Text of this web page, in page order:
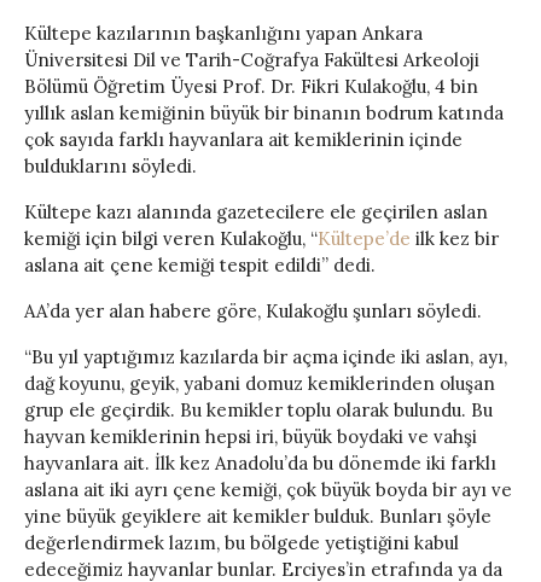
Kültepe kazılarının başkanlığını yapan Ankara
Üniversitesi Dil ve Tarih-Coğrafya Fakültesi Arkeoloji
Bölümü Öğretim Üyesi Prof. Dr. Fikri Kulakoğlu, 4 bin
yıllık aslan kemiğinin büyük bir binanın bodrum katında
çok sayıda farklı hayvanlara ait kemiklerinin içinde
bulduklarını söyledi.
Kültepe kazı alanında gazetecilere ele geçirilen aslan
kemiği için bilgi veren Kulakoğlu, “Kültepe’de ilk kez bir
aslana ait çene kemiği tespit edildi” dedi.
AA’da yer alan habere göre, Kulakoğlu şunları söyledi.
“Bu yıl yaptığımız kazılarda bir açma içinde iki aslan, ayı,
dağ koyunu, geyik, yabani domuz kemiklerinden oluşan
grup ele geçirdik. Bu kemikler toplu olarak bulundu. Bu
hayvan kemiklerinin hepsi iri, büyük boydaki ve vahşi
hayvanlara ait. İlk kez Anadolu’da bu dönemde iki farklı
aslana ait iki ayrı çene kemiği, çok büyük boyda bir ayı ve
yine büyük geyiklere ait kemikler bulduk. Bunları şöyle
değerlendirmek lazım, bu bölgede yetiştiğini kabul
edeceğimiz hayvanlar bunlar. Erciyes’in etrafında ya da